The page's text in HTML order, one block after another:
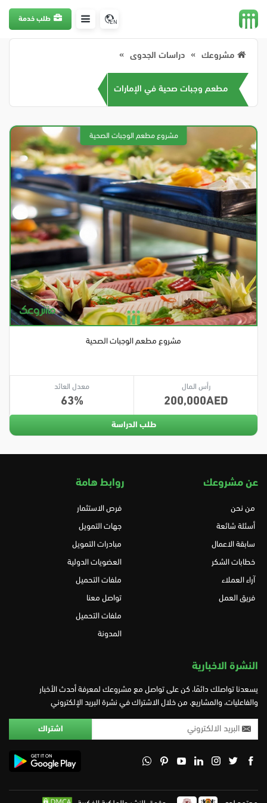
EN طلب خدمة
مشروعك دراسات الجدوى
مطعم وجبات صحية في الإمارات
مشروع مطعم الوجبات الصحية
رأس المال
200,000
معدل العائد
63
طلب الدراسة
عن مشروعك
من نحن
أسئلة شائعة
سابقة الاعمال
خطابات الشكر
آراء العملاء
فريق العمل
روابط هامة
فرص الاستثمار
جهات التمويل
مبادرات التمويل
العضويات الدولية
ملفات التحميل
تواصل معنا
ملفات التحميل
المدونة
النشرة الاخبارية
يسعدنا تواصلك دائمًا، كن على تواصل مع مشروعك لمعرفة أحدث الأخبار
والفاعليات، والمشاريع، من خلال الاشتراك في نشرة البريد الإلكتروني